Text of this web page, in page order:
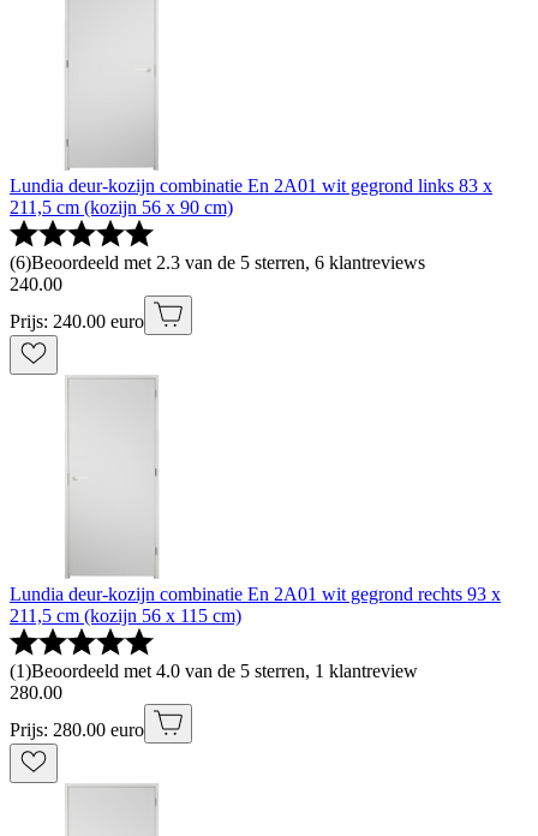
Lundia deur-kozijn combinatie En 2A01 wit gegrond links 83 x
211,5 cm (kozijn 56 x 90 cm)
(6)Beoordeeld met 2.3 van de 5 sterren, 6 klantreviews
240.00
Prijs: 240.00 euro
Lundia deur-kozijn combinatie En 2A01 wit gegrond rechts 93 x
211,5 cm (kozijn 56 x 115 cm)
(1)Beoordeeld met 4.0 van de 5 sterren, 1 klantreview
280.00
Prijs: 280.00 euro